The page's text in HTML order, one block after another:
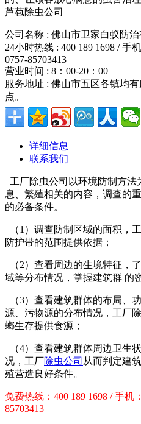
芦苞除虫公司
公司名称 : 佛山市卫家白蚁防治
24小时热线 : 400 189 1698 / 手
0757-85703413
营业时间 : 8：00-20：00
服务地址 : 佛山市五区各镇均
点。
详细信息
联系我们
工厂除虫公司以环境防制方法
息、繁殖相关的内容，调查的
的必备条件。
（1）调查防制区域的面积，
防护带的范围提供依据；
（2）查看周边的生境特征，
域等分布情况，掌握建筑群 的
（3）查看建筑群体的布局、
源、污物源的分布情况，工厂
螂生存提供食源；
（4）查看建筑群体周边卫生
况，工厂除虫公司 从而判定建
殖营造良好条件。
免费热线：400 189 1698 / 手机
85703413